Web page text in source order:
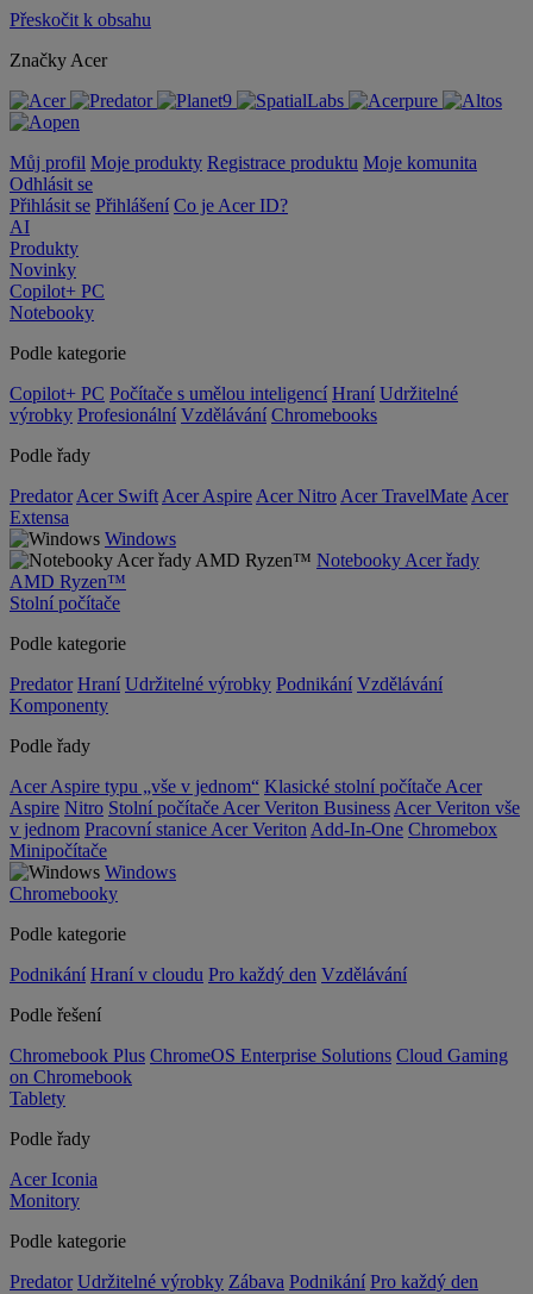
Přeskočit k obsahu
Značky Acer
Můj profil Moje produkty Registrace produktu Moje komunita
Odhlásit se
Přihlásit se Přihlášení Co je Acer ID?
AI
Produkty
Novinky
Copilot+ PC
Notebooky
Podle kategorie
Copilot+ PC Počítače s umělou inteligencí Hraní Udržitelné
výrobky Profesionální Vzdělávání Chromebooks
Podle řady
Predator Acer Swift Acer Aspire Acer Nitro Acer TravelMate Acer
Extensa
Windows
Notebooky Acer řady
AMD Ryzen™
Stolní počítače
Podle kategorie
Predator Hraní Udržitelné výrobky Podnikání Vzdělávání
Komponenty
Podle řady
Acer Aspire typu „vše v jednom“ Klasické stolní počítače Acer
Aspire Nitro Stolní počítače Acer Veriton Business Acer Veriton vše
v jednom Pracovní stanice Acer Veriton Add-In-One Chromebox
Minipočítače
Windows
Chromebooky
Podle kategorie
Podnikání Hraní v cloudu Pro každý den Vzdělávání
Podle řešení
Chromebook Plus ChromeOS Enterprise Solutions Cloud Gaming
on Chromebook
Tablety
Podle řady
Acer Iconia
Monitory
Podle kategorie
Predator Udržitelné výrobky Zábava Podnikání Pro každý den